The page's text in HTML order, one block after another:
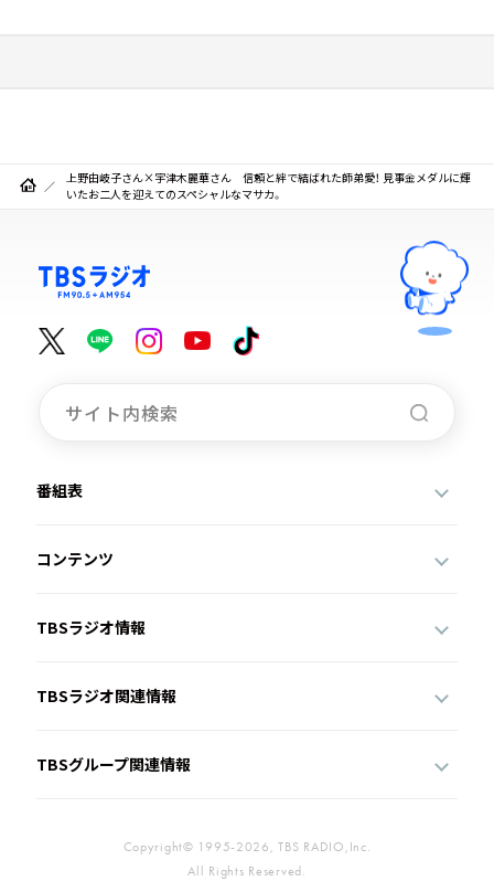
上野由岐子さん×宇津木麗華さん 信頼と絆で結ばれた師弟愛！ 見事金メダルに輝
いたお二人を迎えてのスペシャルなマサカ。
番組表
コンテンツ
TBSラジオ情報
TBSラジオ関連情報
TBSグループ関連情報
Copyright© 1995-2026, TBS RADIO,Inc.
All Rights Reserved.